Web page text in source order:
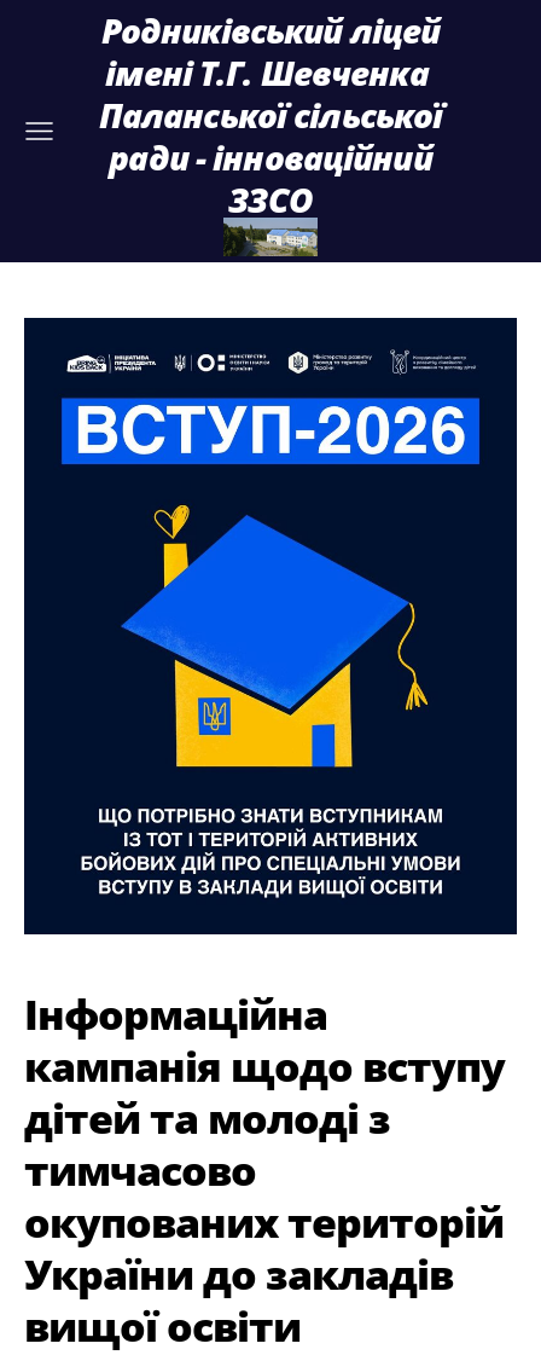
Родниківський ліцей
імені Т.Г. Шевченка
Паланської сільської
ради - інноваційний
ЗЗСО
Інформаційна
кампанія щодо вступу
дітей та молоді з
тимчасово
окупованих територій
України до закладів
вищої освіти